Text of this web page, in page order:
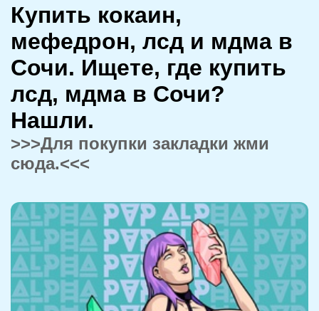
Купить кокаин,
мефедрон, лсд и мдма в
Сочи. Ищете, где купить
лсд, мдма в Сочи?
Нашли.
>>>Для покупки закладки жми
сюда.<<<